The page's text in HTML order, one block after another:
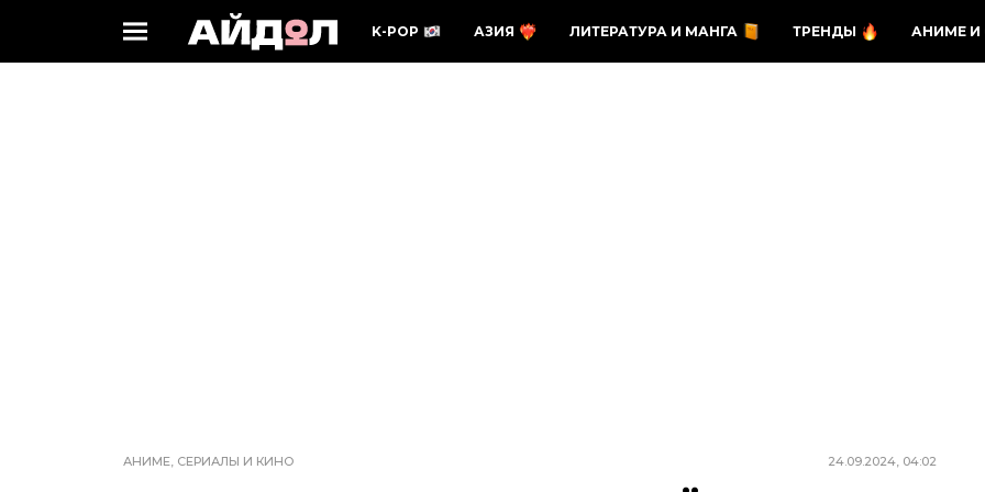
K-POP АЗИЯ ЛИТЕРАТУРА И МАНГА ТРЕНДЫ АНИМЕ И
АНИМЕ, СЕРИАЛЫ И КИНО 24.09.2024, 04:02